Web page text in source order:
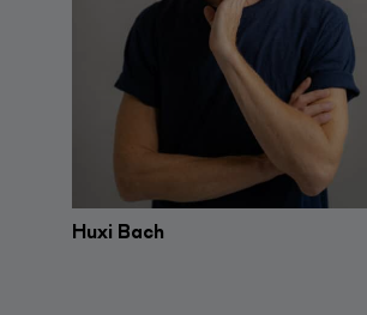
Huxi Bach